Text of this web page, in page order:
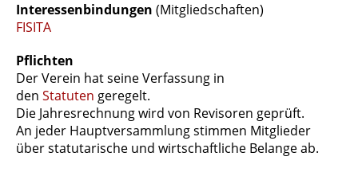
Interessenbindungen (Mitgliedschaften)
FISITA
Pflichten
Der Verein hat seine Verfassung in
den Statuten geregelt.
Die Jahresrechnung wird von Revisoren geprüft.
An jeder Hauptversammlung stimmen Mitglieder
über statutarische und wirtschaftliche Belange ab.